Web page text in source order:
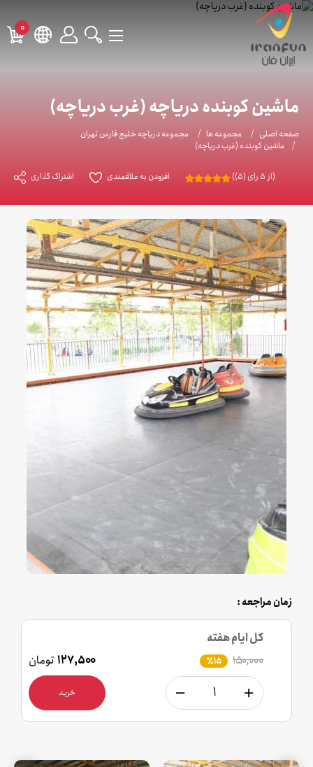
0
ماشین کوبنده دریاچه (غرب دریاچه)
صفحه اصلی مجموعه ها
مجموعه دریاچه خلیج فارس تهران
ماشین کوبنده (غرب دریاچه)
(از 5 رای (5)) افزودن به علاقمندی اشتراک گذاری
زمان مراجعه :
کل ایام هفته
۱۵۰,۰۰۰
٪15 ۱۲۷,۵۰۰ تومان
خرید